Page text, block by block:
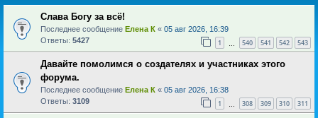
Слава Богу за всё!
Последнее сообщение Елена К « 05 авг 2026, 16:39
Ответы: 5427 1 540 541 542 543
Давайте помолимся о создателях и участниках этого
форума.
Последнее сообщение Елена К « 05 авг 2026, 16:38
Ответы: 3109 1 308 309 310 311